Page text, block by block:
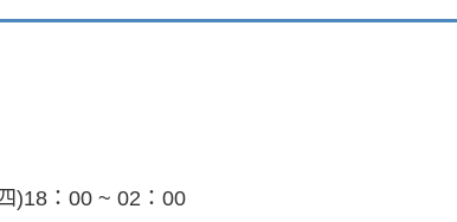
)18：00 ~ 02：00